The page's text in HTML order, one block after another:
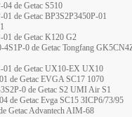
de Getac S510
de Getac BP3S2P3450P-01
01 de Getac K120 G2
0 de Getac Tongfang
01 de Getac UX10-EX UX10
de Getac EVGA SC17 1070
0 de Getac S2 UMI Air S1
de Getac Evga SC15 3ICP6/73/95
Getac Advantech AIM-68